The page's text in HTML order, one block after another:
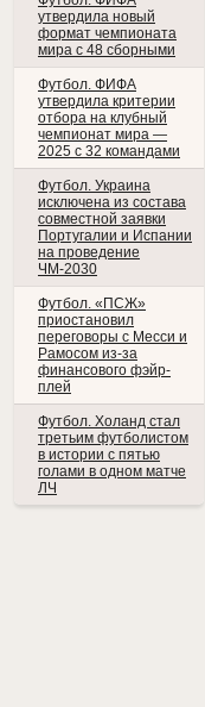
утвердила новый
формат чемпионата
мира с 48 сборными
Футбол. ФИФА
утвердила критерии
отбора на клубный
чемпионат мира —
2025 с 32 командами
Футбол. Украина
исключена из состава
совместной заявки
Португалии и Испании
на проведение
ЧМ-2030
Футбол. «ПСЖ»
приостановил
переговоры с Месси и
Рамосом из-за
финансового фэйр-
плей
Футбол. Холанд стал
третьим футболистом
в истории с пятью
голами в одном матче
ЛЧ